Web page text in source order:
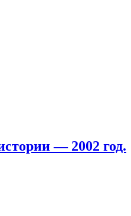
— 2002 год.